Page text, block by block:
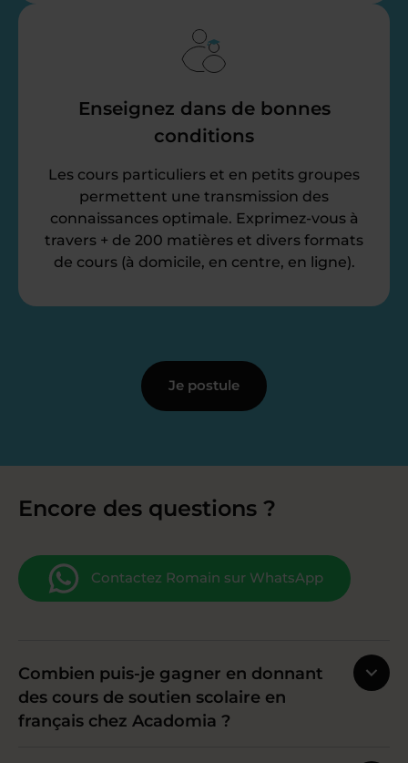
Enseignez dans de bonnes
conditions
Les cours particuliers et en petits groupes
permettent une transmission des
connaissances optimale. Exprimez-vous à
travers + de 200 matières et divers formats
de cours (à domicile, en centre, en ligne).
Je postule
Encore des questions ?
Contactez Romain sur WhatsApp
Combien puis-je gagner en donnant
des cours de soutien scolaire en
français chez Acadomia ?